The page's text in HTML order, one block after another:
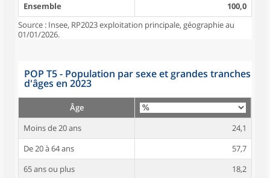
Ensemble
100,0
Source : Insee, RP2023 exploitation principale, géographie au
01/01/2026.
POP T5 - Population par sexe et grandes tranches
d'âges en 2023
Âge
Moins de 20 ans
24,1
De 20 à 64 ans
57,7
65 ans ou plus
18,2